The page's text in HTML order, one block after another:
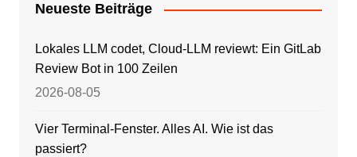
Neueste Beiträge
Lokales LLM codet, Cloud-LLM reviewt: Ein GitLab
Review Bot in 100 Zeilen
2026-08-05
Vier Terminal-Fenster. Alles AI. Wie ist das
passiert?